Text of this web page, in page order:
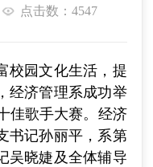
点击数：4547
校园文化生活，提
经济管理系成功举
佳歌手大赛。经济
书记孙丽平，系第
吴晓婕及全体辅导